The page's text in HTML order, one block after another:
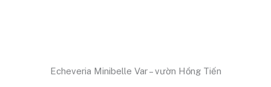
Echeveria Minibelle Var – vườn Hồng Tiến